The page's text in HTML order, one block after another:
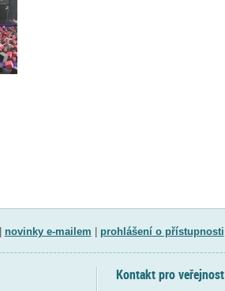
novinky e-mailem prohlášení o přístupnosti
Kontakt pro veřejnost